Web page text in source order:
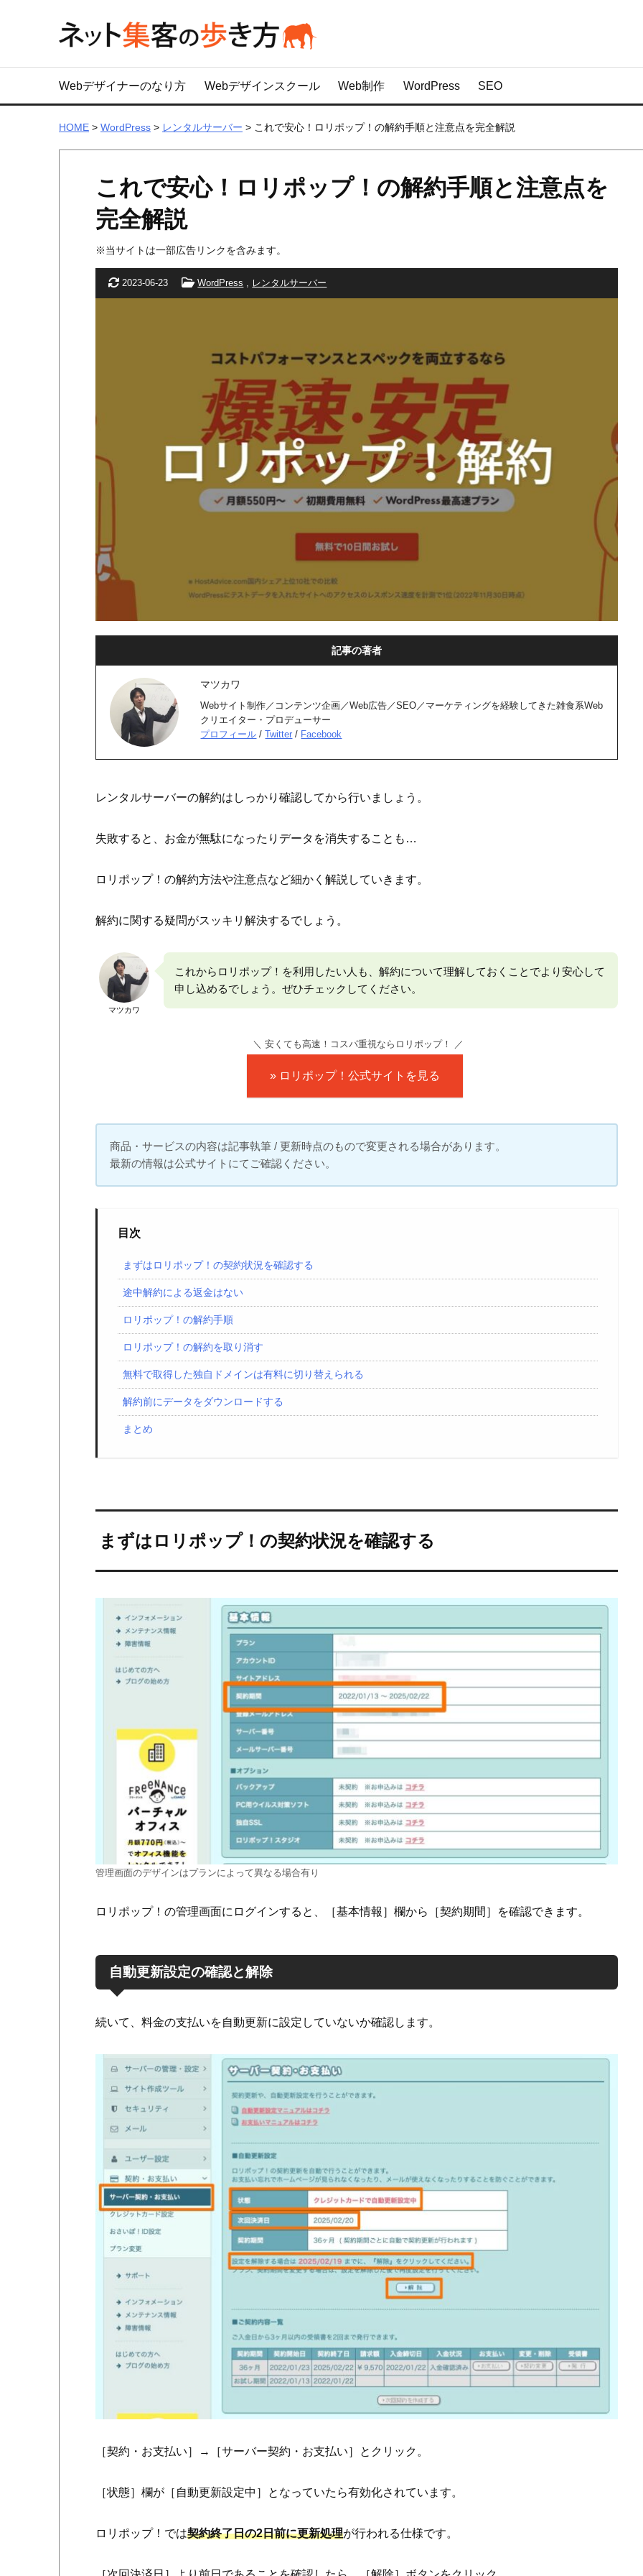
Webデザイナーのなり方 Webデザインスクール Web制作 WordPress SEO
HOME > WordPress > レンタルサーバー > これで安心！ロリポップ！の解約手順と注意点を完全解説
これで安心！ロリポップ！の解約手順と注意点を
完全解説
※当サイトは一部広告リンクを含みます。
更新日
2023-06-23 カテゴリー
WordPress レンタルサーバー
記事の著者
マツカワ
Webサイト制作／コンテンツ企画／Web広告／SEO／マーケティングを経験してきた雑食系Web
クリエイター・プロデューサー
プロフィール /Twitter / Facebook
レンタルサーバーの解約はしっかり確認してから行いましょう。
失敗すると、お金が無駄になったりデータを消失することも…
ロリポップ！の解約方法や注意点など細かく解説していきます。
解約に関する疑問がスッキリ解決するでしょう。
マツカワ
これからロリポップ！を利用したい人も、解約について理解しておくことでより安心して
申し込めるでしょう。ぜひチェックしてください。
＼ 安くても高速！コスパ重視ならロリポップ！ ／
» ロリポップ！公式サイトを見る
商品・サービスの内容は記事執筆 / 更新時点のもので変更される場合があります。
最新の情報は公式サイトにてご確認ください。
目次
まずはロリポップ！の契約状況を確認する
途中解約による返金はない
ロリポップ！の解約手順
ロリポップ！の解約を取り消す
無料で取得した独自ドメインは有料に切り替えられる
解約前にデータをダウンロードする
まとめ
まずはロリポップ！の契約状況を確認する
管理画面のデザインはプランによって異なる場合有り
ロリポップ！の管理画面にログインすると、［基本情報］欄から［契約期間］を確認できます。
自動更新設定の確認と解除
続いて、料金の支払いを自動更新に設定していないか確認します。
［契約・お支払い］→［サーバー契約・お支払い］とクリック。
［状態］欄が［自動更新設定中］となっていたら有効化されています。
ロリポップ！では契約終了日の2日前に更新処理が行われる仕様です。